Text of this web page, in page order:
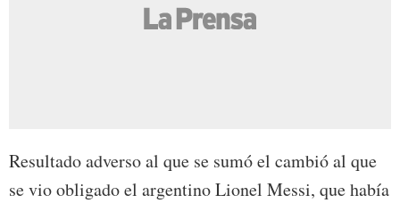
Resultado adverso al que se sumó el cambió al que
se vio obligado el argentino Lionel Messi, que había